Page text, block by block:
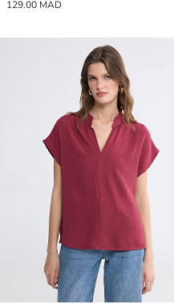
129.00 MAD